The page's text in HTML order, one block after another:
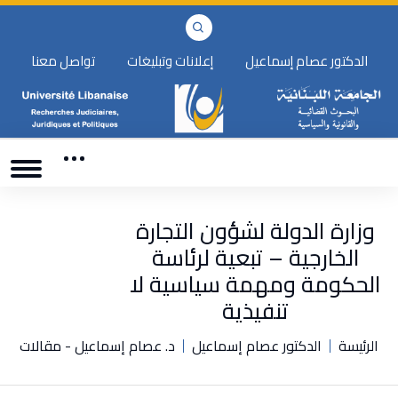
الدكتور عصام إسماعيل إعلانات وتبليغات تواصل معنا
وزارة الدولة لشؤون التجارة
الخارجية – تبعية لرئاسة
الحكومة ومهمة سياسية لا
تنفيذية
الرئيسة الدكتور عصام إسماعيل د. عصام إسماعيل - مقالات